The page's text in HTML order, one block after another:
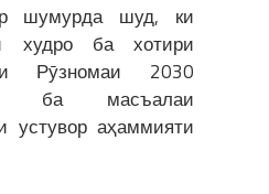
шумурда шуд, ки
худро ба хотири
Рӯзномаи 2030
ба масъалаи
устувор аҳаммияти